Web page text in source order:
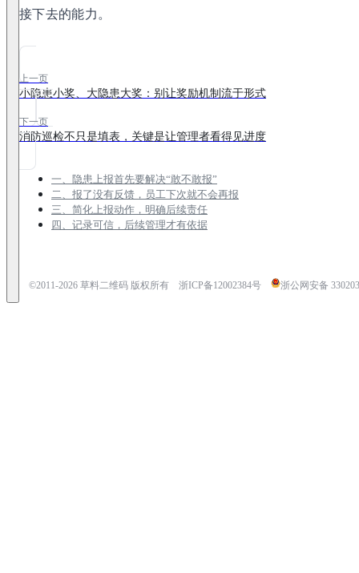
接下去的能力。
上一页
小隐患小奖、大隐患大奖：别让奖励机制流于形式
下一页
消防巡检不只是填表，关键是让管理者看得见进度
一、隐患上报首先要解决“敢不敢报”
二、报了没有反馈，员工下次就不会再报
三、简化上报动作，明确后续责任
四、记录可信，后续管理才有依据
©2011-2026草料二维码 版权所有 浙ICP备12002384号 浙公网安备